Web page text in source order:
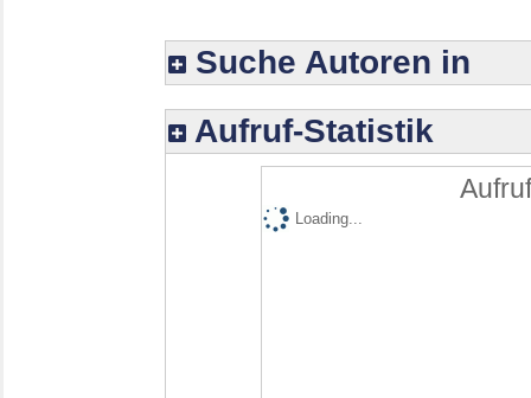
Suche Autoren in
Aufruf-Statistik
Loading...